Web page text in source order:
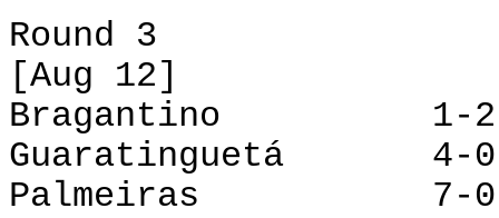
Round 3
[Aug 12]
Bragantino 1-2
Guaratinguetá 4-0
Palmeiras 7-0